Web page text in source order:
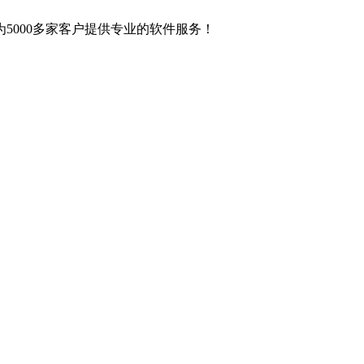
多家客户提供专业的软件服务！